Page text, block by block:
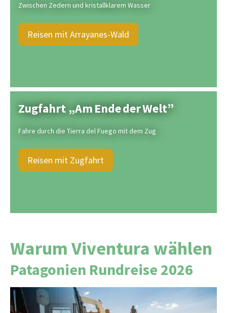
Zwischen Zedern und kristallklarem Wasser
Reisen mit Arrayanes-Wald
Zugfahrt „Am Ende der Welt”
Fahre durch die Tierra del Fuego mit dem Zug
Reisen mit Zugfahrt
Warum Viventura wählen
Patagonien Rundreise 2026
Seit über 25 Jahren lassen wir Südamerika-